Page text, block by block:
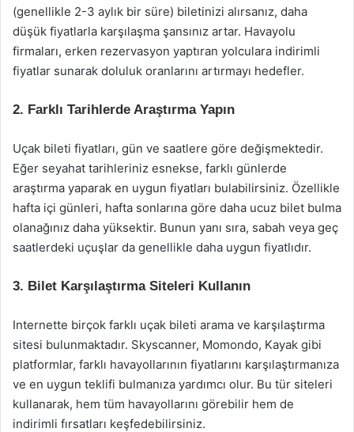
(genellikle 2-3 aylık bir süre) biletinizi alırsanız, daha
düşük fiyatlarla karşılaşma şansınız artar. Havayolu
firmaları, erken rezervasyon yaptıran yolculara indirimli
fiyatlar sunarak doluluk oranlarını artırmayı hedefler.
2. Farklı Tarihlerde Araştırma Yapın
Uçak bileti fiyatları, gün ve saatlere göre değişmektedir.
Eğer seyahat tarihleriniz esnekse, farklı günlerde
araştırma yaparak en uygun fiyatları bulabilirsiniz. Özellikle
hafta içi günleri, hafta sonlarına göre daha ucuz bilet bulma
olanağınız daha yüksektir. Bunun yanı sıra, sabah veya geç
saatlerdeki uçuşlar da genellikle daha uygun fiyatlıdır.
3. Bilet Karşılaştırma Siteleri Kullanın
Internette birçok farklı uçak bileti arama ve karşılaştırma
sitesi bulunmaktadır. Skyscanner, Momondo, Kayak gibi
platformlar, farklı havayollarının fiyatlarını karşılaştırmanıza
ve en uygun teklifi bulmanıza yardımcı olur. Bu tür siteleri
kullanarak, hem tüm havayollarını görebilir hem de
indirimli fırsatları keşfedebilirsiniz.